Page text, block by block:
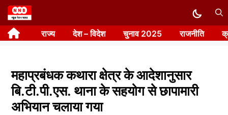
Skip
to
content राज्य देश – विदेश चुनाव 2025 राजनीति
महाप्रबंधक कथारा क्षेत्र के आदेशानुसार
बि.टी.पी.एस. थाना के सहयोग से छापामारी
अभियान चलाया गया